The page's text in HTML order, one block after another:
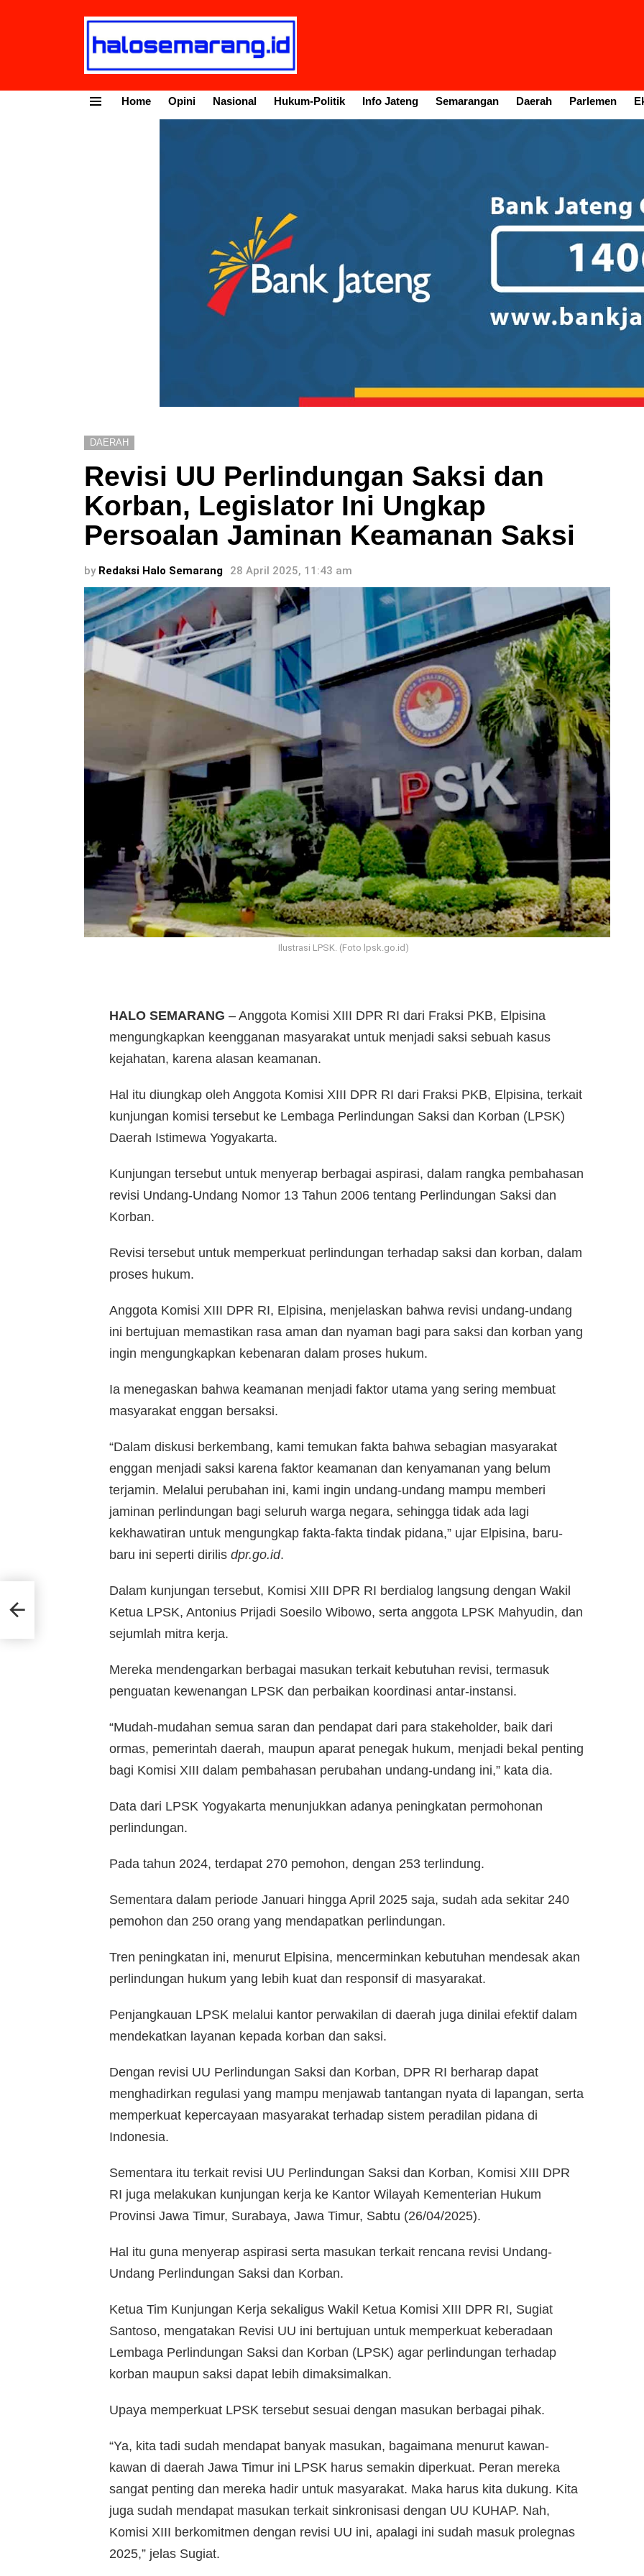
Home Opini Nasional Hukum-Politik Info Jateng Semarangan Daerah Parlemen
DAERAH
Revisi UU Perlindungan Saksi dan
Korban, Legislator Ini Ungkap
Persoalan Jaminan Keamanan Saksi
by Redaksi Halo Semarang 28 April 2025, 11:43 am
Ilustrasi LPSK. (Foto lpsk.go.id)
HALO SEMARANG – Anggota Komisi XIII DPR RI dari Fraksi PKB, Elpisina
mengungkapkan keengganan masyarakat untuk menjadi saksi sebuah kasus
kejahatan, karena alasan keamanan.
Hal itu diungkap oleh Anggota Komisi XIII DPR RI dari Fraksi PKB, Elpisina, terkait
kunjungan komisi tersebut ke Lembaga Perlindungan Saksi dan Korban (LPSK)
Daerah Istimewa Yogyakarta.
Kunjungan tersebut untuk menyerap berbagai aspirasi, dalam rangka pembahasan
revisi Undang-Undang Nomor 13 Tahun 2006 tentang Perlindungan Saksi dan
Korban.
Revisi tersebut untuk memperkuat perlindungan terhadap saksi dan korban, dalam
proses hukum.
Anggota Komisi XIII DPR RI, Elpisina, menjelaskan bahwa revisi undang-undang
ini bertujuan memastikan rasa aman dan nyaman bagi para saksi dan korban yang
ingin mengungkapkan kebenaran dalam proses hukum.
Ia menegaskan bahwa keamanan menjadi faktor utama yang sering membuat
masyarakat enggan bersaksi.
“Dalam diskusi berkembang, kami temukan fakta bahwa sebagian masyarakat
enggan menjadi saksi karena faktor keamanan dan kenyamanan yang belum
terjamin. Melalui perubahan ini, kami ingin undang-undang mampu memberi
jaminan perlindungan bagi seluruh warga negara, sehingga tidak ada lagi
kekhawatiran untuk mengungkap fakta-fakta tindak pidana,” ujar Elpisina, baru-
baru ini seperti dirilis dpr.go.id.
Dalam kunjungan tersebut, Komisi XIII DPR RI berdialog langsung dengan Wakil
Ketua LPSK, Antonius Prijadi Soesilo Wibowo, serta anggota LPSK Mahyudin, dan
sejumlah mitra kerja.
Mereka mendengarkan berbagai masukan terkait kebutuhan revisi, termasuk
penguatan kewenangan LPSK dan perbaikan koordinasi antar-instansi.
“Mudah-mudahan semua saran dan pendapat dari para stakeholder, baik dari
ormas, pemerintah daerah, maupun aparat penegak hukum, menjadi bekal penting
bagi Komisi XIII dalam pembahasan perubahan undang-undang ini,” kata dia.
Data dari LPSK Yogyakarta menunjukkan adanya peningkatan permohonan
perlindungan.
Pada tahun 2024, terdapat 270 pemohon, dengan 253 terlindung.
Sementara dalam periode Januari hingga April 2025 saja, sudah ada sekitar 240
pemohon dan 250 orang yang mendapatkan perlindungan.
Tren peningkatan ini, menurut Elpisina, mencerminkan kebutuhan mendesak akan
perlindungan hukum yang lebih kuat dan responsif di masyarakat.
Penjangkauan LPSK melalui kantor perwakilan di daerah juga dinilai efektif dalam
mendekatkan layanan kepada korban dan saksi.
Dengan revisi UU Perlindungan Saksi dan Korban, DPR RI berharap dapat
menghadirkan regulasi yang mampu menjawab tantangan nyata di lapangan, serta
memperkuat kepercayaan masyarakat terhadap sistem peradilan pidana di
Indonesia.
Sementara itu terkait revisi UU Perlindungan Saksi dan Korban, Komisi XIII DPR
RI juga melakukan kunjungan kerja ke Kantor Wilayah Kementerian Hukum
Provinsi Jawa Timur, Surabaya, Jawa Timur, Sabtu (26/04/2025).
Hal itu guna menyerap aspirasi serta masukan terkait rencana revisi Undang-
Undang Perlindungan Saksi dan Korban.
Ketua Tim Kunjungan Kerja sekaligus Wakil Ketua Komisi XIII DPR RI, Sugiat
Santoso, mengatakan Revisi UU ini bertujuan untuk memperkuat keberadaan
Lembaga Perlindungan Saksi dan Korban (LPSK) agar perlindungan terhadap
korban maupun saksi dapat lebih dimaksimalkan.
Upaya memperkuat LPSK tersebut sesuai dengan masukan berbagai pihak.
“Ya, kita tadi sudah mendapat banyak masukan, bagaimana menurut kawan-
kawan di daerah Jawa Timur ini LPSK harus semakin diperkuat. Peran mereka
sangat penting dan mereka hadir untuk masyarakat. Maka harus kita dukung. Kita
juga sudah mendapat masukan terkait sinkronisasi dengan UU KUHAP. Nah,
Komisi XIII berkomitmen dengan revisi UU ini, apalagi ini sudah masuk prolegnas
2025,” jelas Sugiat.